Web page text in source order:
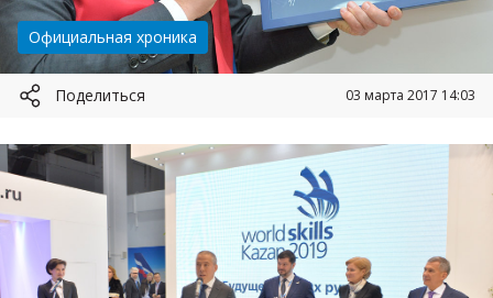
Категория:
Официальная хроника
03 марта 2017 14:03
Поделиться